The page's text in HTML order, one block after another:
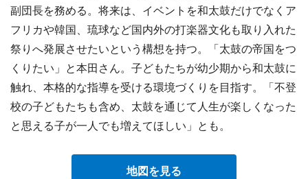
副団長を務める。将来は、イベントを和太鼓だけでなくア
フリカや韓国、琉球など国内外の打楽器文化も取り入れた
祭りへ発展させたいという構想を持つ。「太鼓の帝国をつ
くりたい」と本田さん。子どもたちが幼少期から和太鼓に
触れ、本格的な指導を受ける環境づくりを目指す。「不登
校の子どもたちも含め、太鼓を通じて人生が楽しくなった
と思える子が一人でも増えてほしい」とも。
地図を見る